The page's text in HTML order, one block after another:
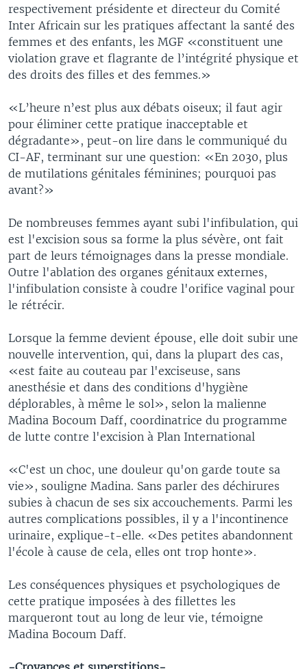
respectivement présidente et directeur du Comité
Inter Africain sur les pratiques affectant la santé des
femmes et des enfants, les MGF «constituent une
violation grave et flagrante de l’intégrité physique et
des droits des filles et des femmes.»
«L’heure n’est plus aux débats oiseux; il faut agir
pour éliminer cette pratique inacceptable et
dégradante», peut-on lire dans le communiqué du
CI-AF, terminant sur une question: «En 2030, plus
de mutilations génitales féminines; pourquoi pas
avant?»
De nombreuses femmes ayant subi l'infibulation, qui
est l'excision sous sa forme la plus sévère, ont fait
part de leurs témoignages dans la presse mondiale.
Outre l'ablation des organes génitaux externes,
l'infibulation consiste à coudre l'orifice vaginal pour
le rétrécir.
Lorsque la femme devient épouse, elle doit subir une
nouvelle intervention, qui, dans la plupart des cas,
«est faite au couteau par l'exciseuse, sans
anesthésie et dans des conditions d'hygiène
déplorables, à même le sol», selon la malienne
Madina Bocoum Daff, coordinatrice du programme
de lutte contre l'excision à Plan International
«C'est un choc, une douleur qu'on garde toute sa
vie», souligne Madina. Sans parler des déchirures
subies à chacun de ses six accouchements. Parmi les
autres complications possibles, il y a l'incontinence
urinaire, explique-t-elle. «Des petites abandonnent
l'école à cause de cela, elles ont trop honte».
Les conséquences physiques et psychologiques de
cette pratique imposées à des fillettes les
marqueront tout au long de leur vie, témoigne
Madina Bocoum Daff.